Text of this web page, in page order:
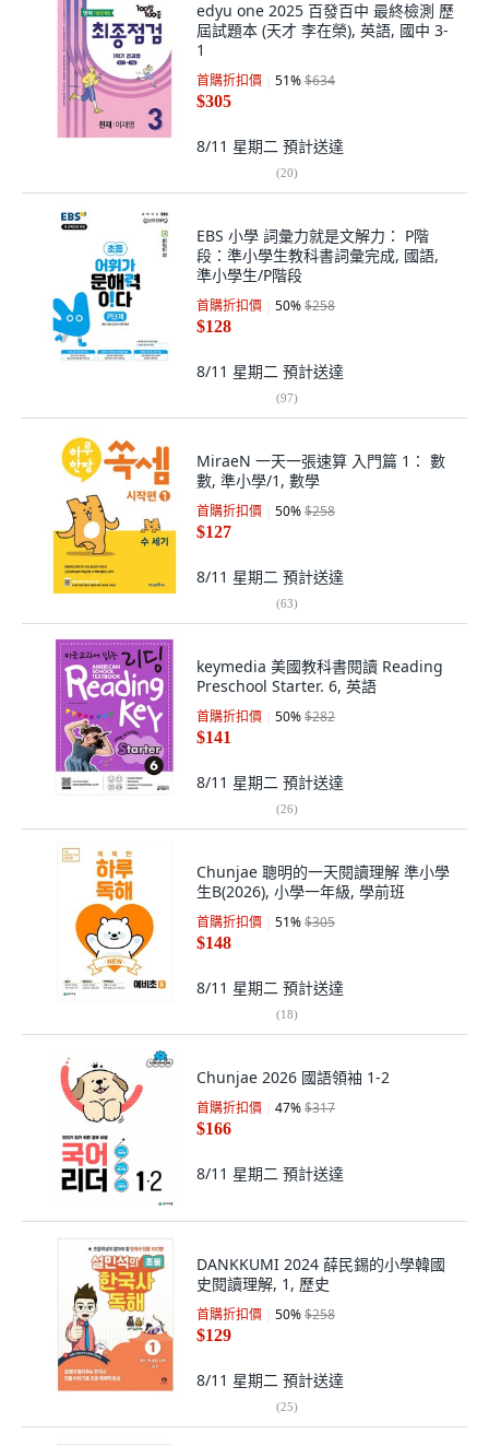
edyu one 2025 百發百中 最終檢測 歷
屆試題本 (天才 李在榮), 英語, 國中 3-
1
首購折扣價 51%$634
$305
8/11 星期二 預計送達
(20)
EBS 小學 詞彙力就是文解力： P階
段：準小學生教科書詞彙完成, 國語,
準小學生/P階段
首購折扣價 50%$258
$128
8/11 星期二 預計送達
(97)
MiraeN 一天一張速算 入門篇 1： 數
數, 準小學/1, 數學
首購折扣價 50%$258
$127
8/11 星期二 預計送達
(63)
keymedia 美國教科書閱讀 Reading
Preschool Starter. 6, 英語
首購折扣價 50%$282
$141
8/11 星期二 預計送達
(26)
Chunjae 聰明的一天閱讀理解 準小學
生B(2026), 小學一年級, 學前班
首購折扣價 51%$305
$148
8/11 星期二 預計送達
(18)
Chunjae 2026 國語領袖 1-2
首購折扣價 47%$317
$166
8/11 星期二 預計送達
DANKKUMI 2024 薛民錫的小學韓國
史閱讀理解, 1, 歷史
首購折扣價 50%$258
$129
8/11 星期二 預計送達
(25)